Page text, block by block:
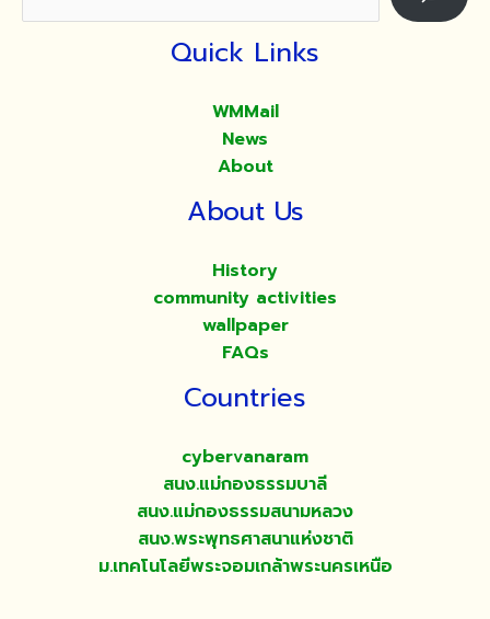
Quick Links
WMMail
News
About
About Us
History
community activities
wallpaper
FAQs
Countries
cybervanaram
สนง.แม่กองธรรมบาลี
สนง.แม่กองธรรมสนามหลวง
สนง.พระพุทธศาสนาแห่งชาติ
ม.เทคโนโลยีพระจอมเกล้าพระนครเหนือ